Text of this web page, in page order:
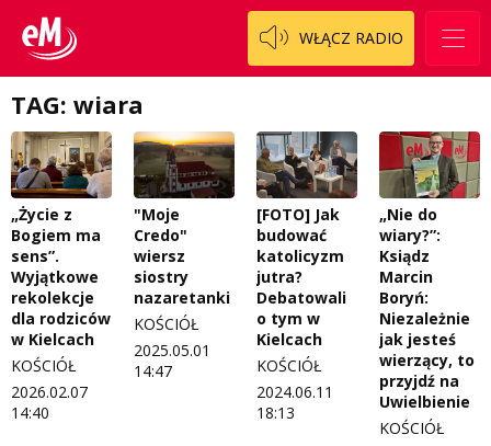
WŁĄCZ RADIO
TAG: wiara
„Życie z
Bogiem ma
sens”.
Wyjątkowe
rekolekcje
dla rodziców
w Kielcach
KOŚCIÓŁ
2026.02.07
14:40
"Moje
Credo"
wiersz
siostry
nazaretanki
KOŚCIÓŁ
2025.05.01
14:47
[FOTO] Jak
budować
katolicyzm
jutra?
Debatowali
o tym w
Kielcach
KOŚCIÓŁ
2024.06.11
18:13
„Nie do
wiary?”:
Ksiądz
Marcin
Boryń:
Niezależnie
jak jesteś
wierzący, to
przyjdź na
Uwielbienie
KOŚCIÓŁ